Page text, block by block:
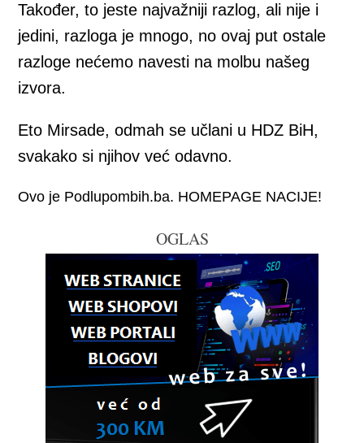
Također, to jeste najvažniji razlog, ali nije i
jedini, razloga je mnogo, no ovaj put ostale
razloge nećemo navesti na molbu našeg
izvora.
Eto Mirsade, odmah se učlani u HDZ BiH,
svakako si njihov već odavno.
Ovo je Podlupombih.ba. HOMEPAGE NACIJE!
OGLAS